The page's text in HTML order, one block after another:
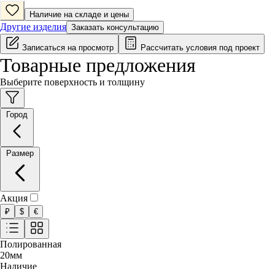
Наличие на складе и цены
Другие изделия Заказать консультацию
Записаться на просмотр Рассчитать условия под проект
Товарные предложения
Выберите поверхность и толщину
Акция
₽ $ €
Полированная
20мм
Наличие